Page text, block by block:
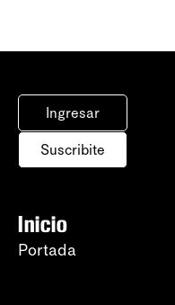
Ingresar
Suscribite
Inicio
Portada